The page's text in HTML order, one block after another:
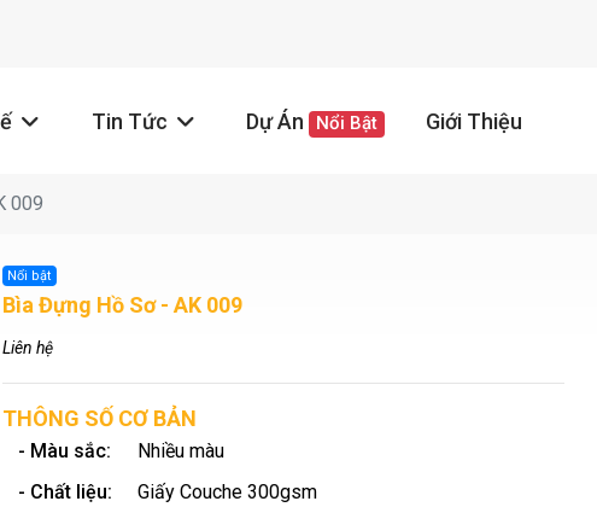
Tin Tức Dự Án Nổi Bật Giới Thiệu
009
Nổi bật
Bìa Đựng Hồ Sơ - AK 009
Liên hệ
THÔNG SỐ CƠ BẢN
- Màu sắc:
Nhiều màu
- Chất liệu:
Giấy Couche 300gsm